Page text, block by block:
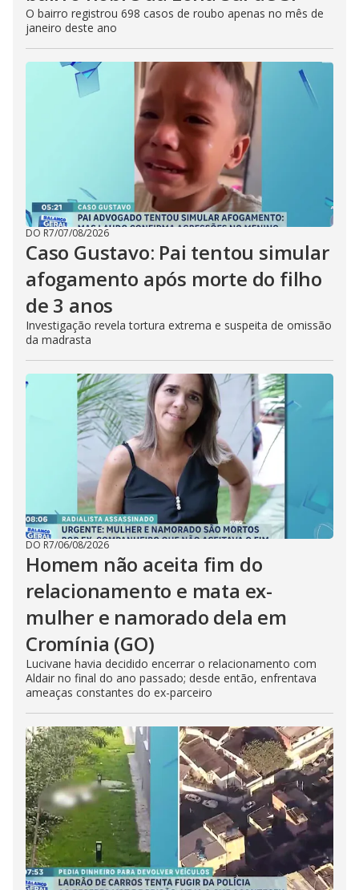
O bairro registrou 698 casos de roubo apenas no mês de
janeiro deste ano
DO R7/07/08/2026
Caso Gustavo: Pai tentou simular
afogamento após morte do filho
de 3 anos
Investigação revela tortura extrema e suspeita de omissão
da madrasta
DO R7/06/08/2026
Homem não aceita fim do
relacionamento e mata ex-
mulher e namorado dela em
Cromínia (GO)
Lucivane havia decidido encerrar o relacionamento com
Aldair no final do ano passado; desde então, enfrentava
ameaças constantes do ex-parceiro